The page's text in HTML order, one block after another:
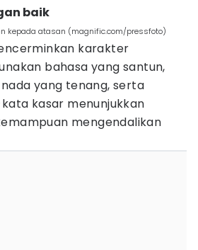
baik
kepada atasan (magnific.com/pressfoto)
karakter
bahasa yang santun,
yang tenang, serta
kasar menunjukkan
mengendalikan